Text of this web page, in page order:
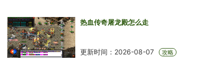
热血传奇屠龙殿怎么走
更新时间：2026-08-07 攻略